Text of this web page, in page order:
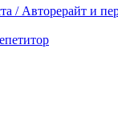
/ Авторерайт и